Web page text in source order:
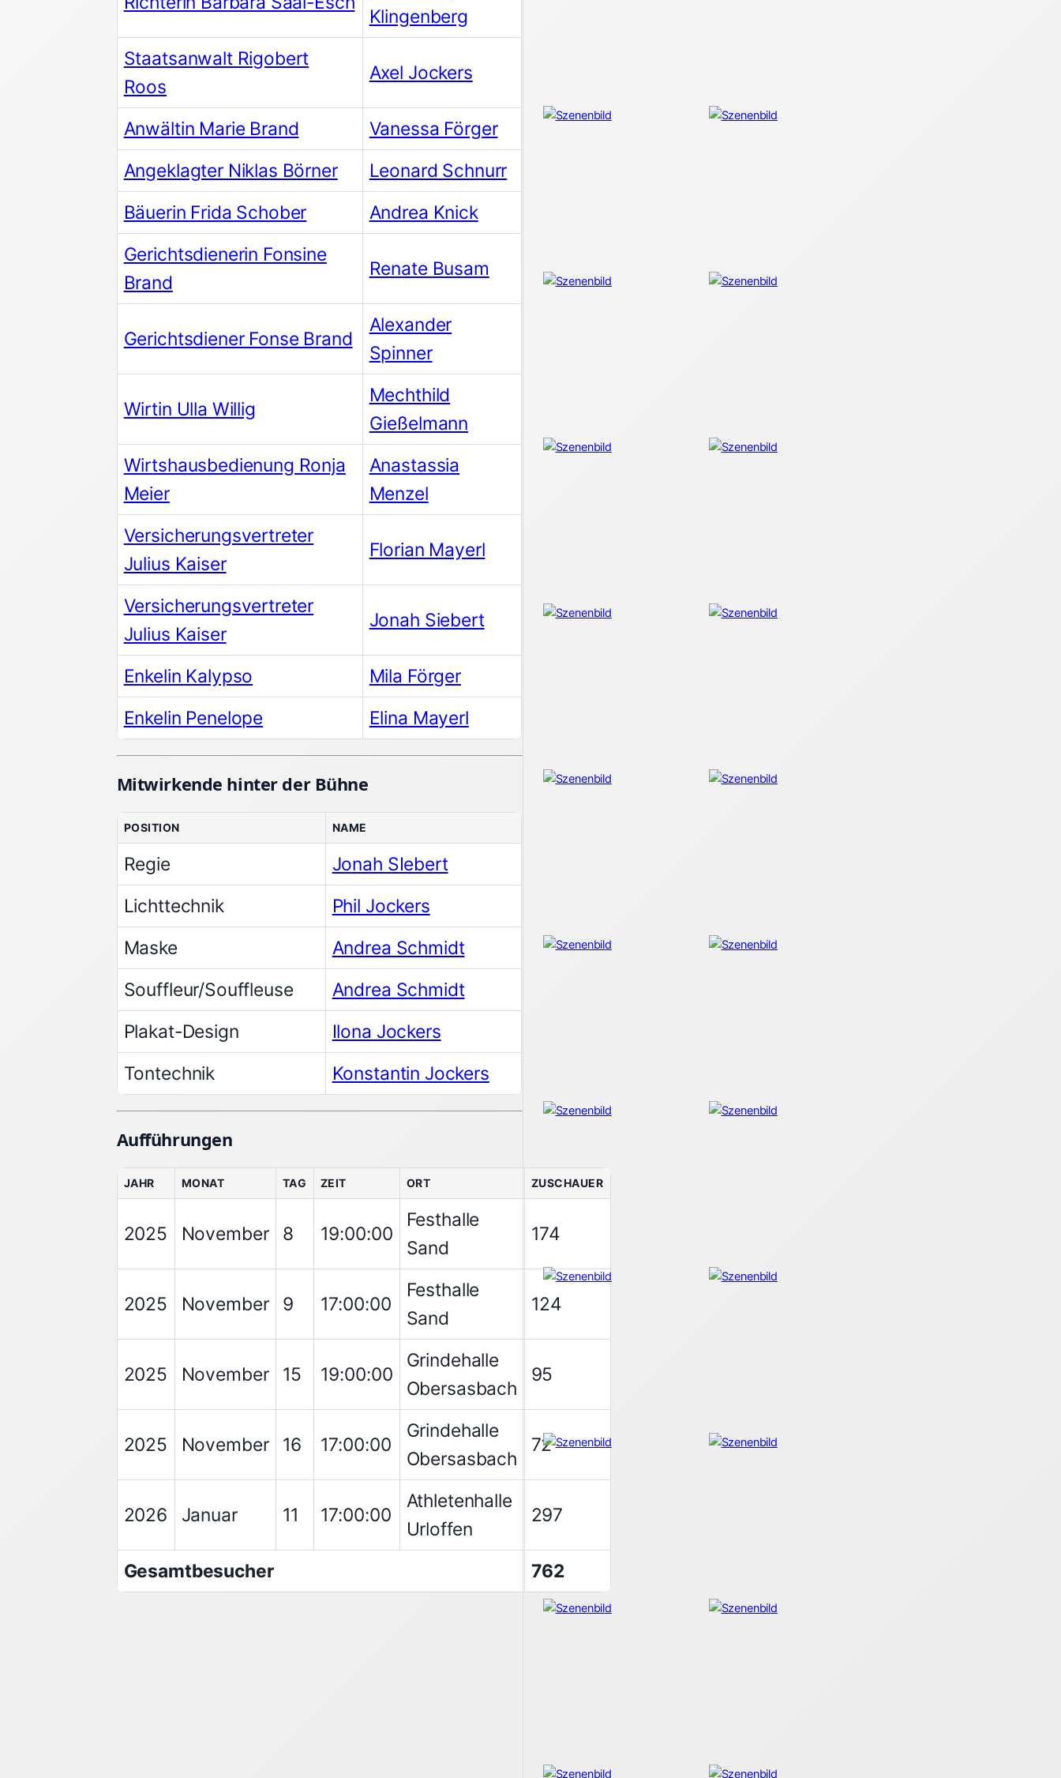
Klingenberg
Staatsanwalt Rigobert
Roos
Axel Jockers
Anwältin Marie Brand
Vanessa Förger
Angeklagter Niklas Börner
Leonard Schnurr
Bäuerin Frida Schober
Andrea Knick
Gerichtsdienerin Fonsine
Brand
Renate Busam
Gerichtsdiener Fonse Brand
Alexander
Spinner
Wirtin Ulla Willig
Mechthild
Gießelmann
Wirtshausbedienung Ronja
Meier
Anastassia
Menzel
Versicherungsvertreter
Julius Kaiser
Florian Mayerl
Versicherungsvertreter
Julius Kaiser
Jonah Siebert
Enkelin Kalypso
Mila Förger
Enkelin Penelope
Elina Mayerl
Mitwirkende hinter der Bühne
POSITION NAME
Regie
Jonah SIebert
Lichttechnik
Phil Jockers
Maske
Andrea Schmidt
Souffleur/Souffleuse
Andrea Schmidt
Plakat-Design
Ilona Jockers
Tontechnik
Konstantin Jockers
Aufführungen
JAHR MONAT TAG ZEIT ORT ZUSCHAUER
2025 November 8 19:00:00
Festhalle
Sand
174
2025 November 9 17:00:00
Festhalle
Sand
124
2025 November 15 19:00:00
Grindehalle
Obersasbach
95
2025 November 16 17:00:00
Grindehalle
Obersasbach
72
2026 Januar 11 17:00:00
Athletenhalle
Urloffen
297
Gesamtbesucher 762